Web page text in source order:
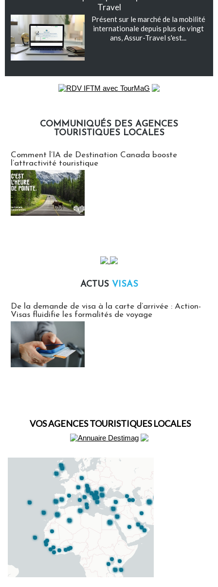
Travel
Présent sur le marché de la mobilité
internationale depuis plus de vingt
ans, Assur-Travel s'est...
COMMUNIQUÉS DES AGENCES
TOURISTIQUES LOCALES
Comment l’IA de Destination Canada booste
l’attractivité touristique
ACTUS VISAS
De la demande de visa à la carte d’arrivée : Action-
Visas fluidifie les formalités de voyage
VOS AGENCES TOURISTIQUES LOCALES